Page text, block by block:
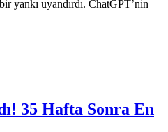
yankı uyandırdı. ChatGPT’nin
35 Hafta Sonra En